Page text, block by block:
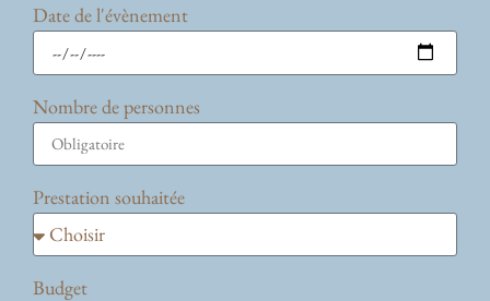
Date de l'évènement
Nombre de personnes
Prestation souhaitée
Budget